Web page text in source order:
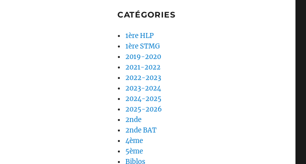
CATÉGORIES
1ère HLP
1ère STMG
2019-2020
2021-2022
2022-2023
2023-2024
2024-2025
2025-2026
2nde
2nde BAT
4ème
5ème
Biblos